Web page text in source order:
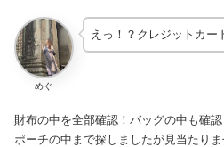
めぐ
えっ！？クレジットカー
財布の中を全部確認！バッグの中も確認
ポーチの中まで探しましたが見当たりま